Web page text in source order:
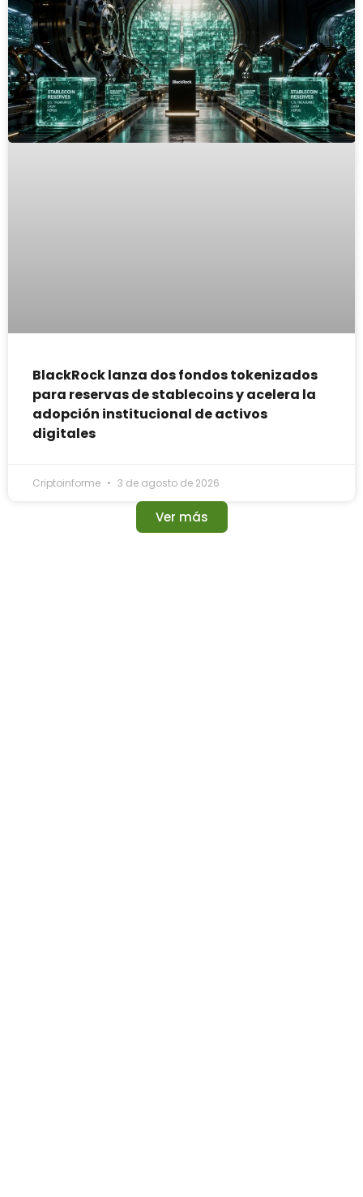
BlackRock lanza dos fondos tokenizados
para reservas de stablecoins y acelera la
adopción institucional de activos
digitales
Criptoinforme 3 de agosto de 2026
Ver más